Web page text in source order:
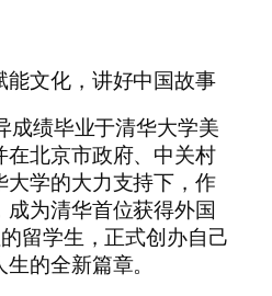
文化，讲好中国故事
成绩毕业于清华大学美
北京市政府、中关村
大学的大力支持下，作
为清华首位获得外国
留学生，正式创办自己
的全新篇章。